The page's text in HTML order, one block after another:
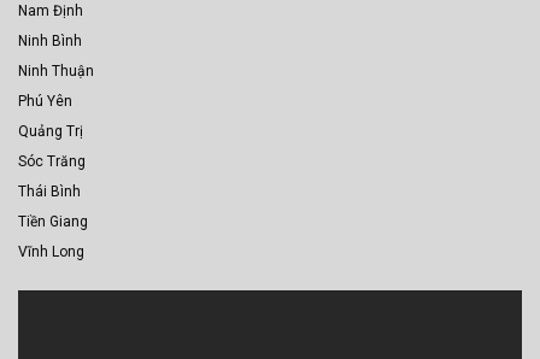
Nam Định
Ninh Bình
Ninh Thuận
Phú Yên
Quảng Trị
Sóc Trăng
Thái Bình
Tiền Giang
Vĩnh Long